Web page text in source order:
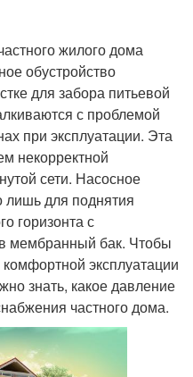
жилого дома
обустройство
для забора питьевой
с проблемой
при эксплуатации. Эта
некорректной
сети. Насосное
лишь для поднятия
горизонта с
мембранный бак. Чтобы
эксплуатации
знать, какое давление
частного дома.